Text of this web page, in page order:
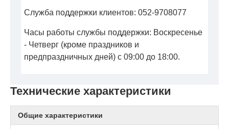
Технические характеристики
Общие характеристики
Служба поддержки клиентов: 052-9708077
Часы работы службы поддержки: Воскресенье
- Четверг (кроме праздников и
предпраздничных дней) с 09:00 до 18:00.